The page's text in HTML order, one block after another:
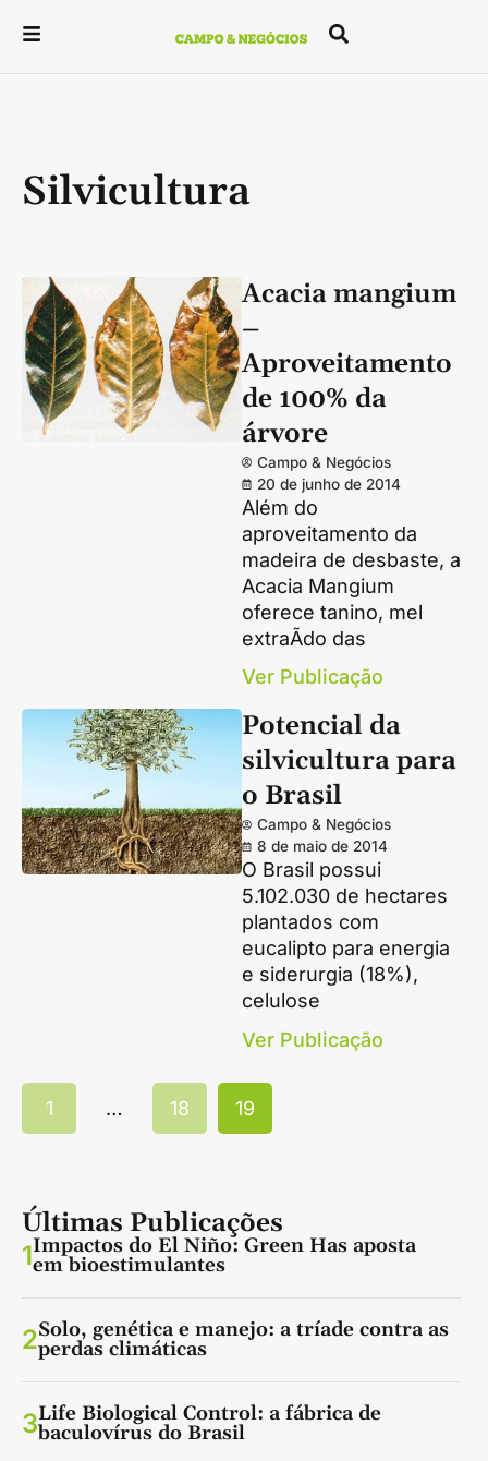
Silvicultura
Acacia mangium
–
Aproveitamento
de 100% da
árvore
Campo & Negócios
20 de junho de 2014
Além do
aproveitamento da
madeira de desbaste, a
Acacia Mangium
oferece tanino, mel
extraÃ­do das
Ver Publicação
Potencial da
silvicultura para
o Brasil
Campo & Negócios
8 de maio de 2014
O Brasil possui
5.102.030 de hectares
plantados com
eucalipto para energia
e siderurgia (18%),
celulose
Ver Publicação
1 … 18 19
Últimas Publicações
1Impactos do El Niño: Green Has aposta
em bioestimulantes
2Solo, genética e manejo: a tríade contra as
perdas climáticas
3Life Biological Control: a fábrica de
baculovírus do Brasil